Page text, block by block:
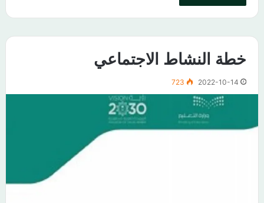
خطة النشاط الاجتماعي
2022-10-14
723